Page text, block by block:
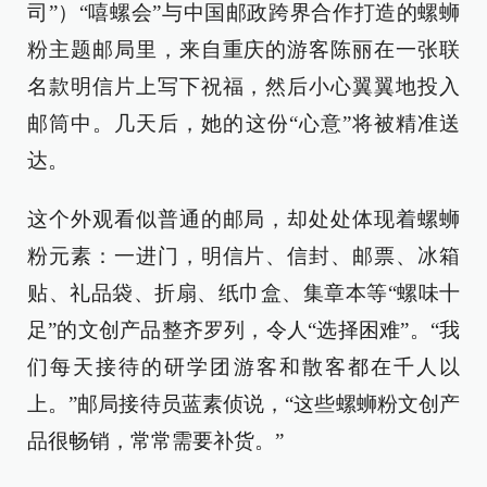
司”）“嘻螺会”与中国邮政跨界合作打造的螺蛳
粉主题邮局里，来自重庆的游客陈丽在一张联
名款明信片上写下祝福，然后小心翼翼地投入
邮筒中。几天后，她的这份“心意”将被精准送
达。
这个外观看似普通的邮局，却处处体现着螺蛳
粉元素：一进门，明信片、信封、邮票、冰箱
贴、礼品袋、折扇、纸巾盒、集章本等“螺味十
足”的文创产品整齐罗列，令人“选择困难”。“我
们每天接待的研学团游客和散客都在千人以
上。”邮局接待员蓝素侦说，“这些螺蛳粉文创产
品很畅销，常常需要补货。”